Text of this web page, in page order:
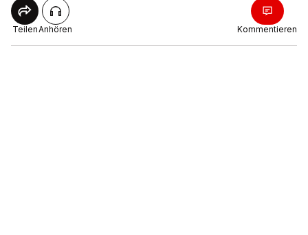
TeilenAnhören Kommentieren